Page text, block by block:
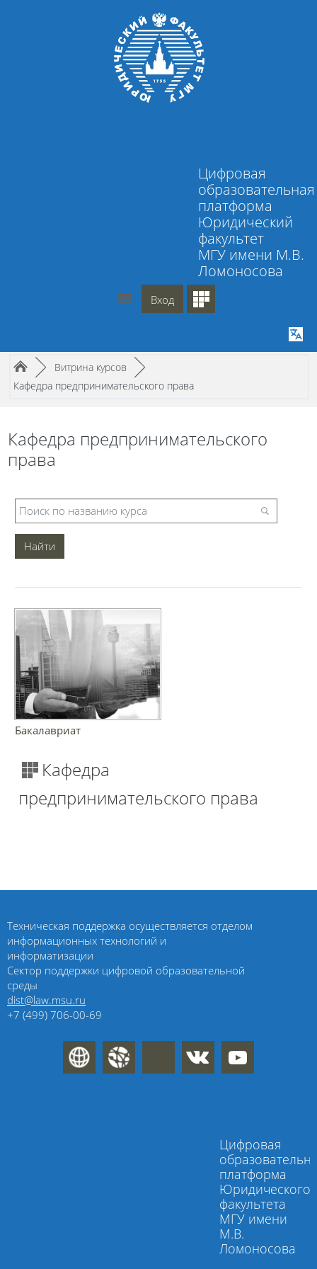
Цифровая
образовательная
платформа
Юридический
факультет
МГУ имени М.В.
Ломоносова
Вход
Путь к странице
/► Витрина курсов /►
Кафедра предпринимательского права
Кафедра предпринимательского
права
Бакалавриат
Кафедра
предпринимательского права
Техническая поддержка осуществляется отделом
информационных технологий и
информатизации
Сектор поддержки цифровой образовательной
среды
dist@law.msu.ru
+7 (499) 706-00-69
Цифровая
платформа
Юридического
факультета
МГУ имени
М.В.
Ломоносова